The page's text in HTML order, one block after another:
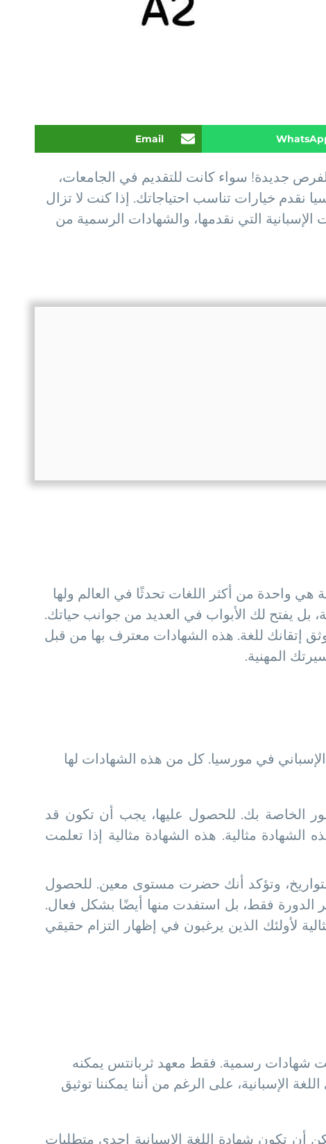
Email
جديدة! سواء كانت للتقديم في الجامعات،
نقدم خيارات تناسب احتياجاتك. إذا كنت لا تزال
التي نقدمها، والشهادات الرسمية من
هي واحدة من أكثر اللغات تحدثًا في العالم ولها
بل يفتح لك الأبواب في العديد من جوانب حياتك.
إتقانك للغة. هذه الشهادات معترف بها من قبل
المهنية.
في مورسيا. كل من هذه الشهادات لها
الخاصة بك. للحصول عليها، يجب أن تكون قد
الشهادة مثالية. هذه الشهادة مثالية إذا تعلمت
وتؤكد أنك حضرت مستوى معين. للحصول
تُظهر أنك لم تحضر الدورة فقط، بل استفدت منها أيضًا بشكل فعال.
لأولئك الذين يرغبون في إظهار التزام حقيقي
شهادات رسمية. فقط معهد ثربانتس يمكنه
الإسبانية، على الرغم من أننا يمكننا توثيق
أن تكون شهادة اللغة الإسبانية إحدى متطلبات